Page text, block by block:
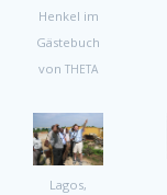
Henkel im
Gäste­buch
von THETA
Lagos,